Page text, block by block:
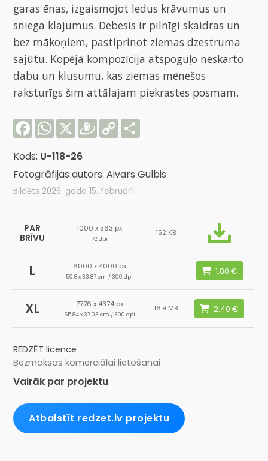
garas ēnas, izgaismojot ledus krāvumus un
sniega klajumus. Debesis ir pilnīgi skaidras un
bez mākoņiem, pastiprinot ziemas dzestruma
sajūtu. Kopējā kompozīcija atspoguļo neskarto
dabu un klusumu, kas ziemas mēnešos
raksturīgs šim attālajam piekrastes posmam.
FacebookWhatsApp
X Draugiem
Copy
Link
Kods: U-118-26
Fotogrāfijas autors: Aivars Gulbis
Bildēts 2026. gada 15. februārī
PAR
BRĪVU
1000 x 563 px
72 dpi
152 KB
L 6000 x 4000 px
50.8 x 33.87 cm / 300 dpi
XL 7776 x 4374 px
65.84 x 37.03 cm / 300 dpi
16.9 MB
REDZĒT licence
Bezmaksas komerciālai lietošanai
Vairāk par projektu
Atbalstīt redzet.lv projektu